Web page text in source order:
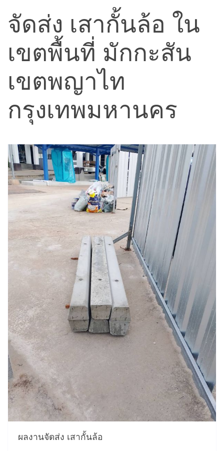
จัดส่ง เสากั้นล้อ ใน
เขตพื้นที่ มักกะสัน
เขตพญาไท
กรุงเทพมหานคร
ผลงานจัดส่ง เสากั้นล้อ